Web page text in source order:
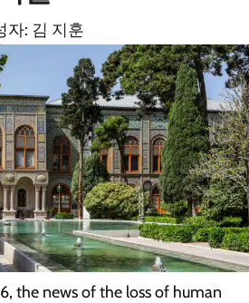
자: 김 지훈
the news of the loss of human